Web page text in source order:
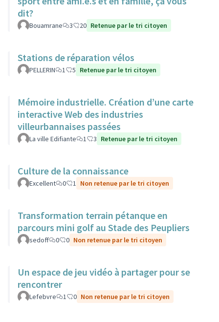
dit?
Bouamrane 3 20 Retenue par le tri citoyen
Stations de réparation vélos
PELLERIN 1 5 Retenue par le tri citoyen
Mémoire industrielle. Création d’une carte
interactive Web des industries
villeurbannaises passées
La ville Edifiante 1 3 Retenue par le tri citoyen
Culture de la connaissance
Excellent 0 1 Non retenue par le tri citoyen
Transformation terrain pétanque en
parcours mini golf au Stade des Peupliers
sedoff 0 0 Non retenue par le tri citoyen
Un espace de jeu vidéo à partager pour se
rencontrer
Lefebvre 1 0 Non retenue par le tri citoyen